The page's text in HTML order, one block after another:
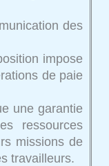
des
impose
de paie
une garantie
ressources
missions de
travailleurs.